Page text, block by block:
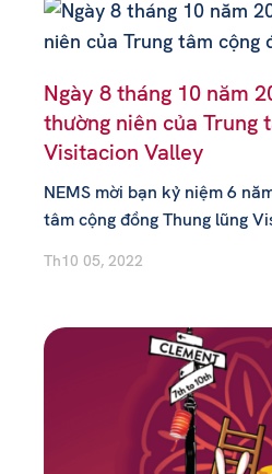
Ngày 8 tháng 10 năm
thường niên của Trung
Visitacion Valley
NEMS mời bạn kỷ niệm 6
tâm cộng đồng Thung lũng
Th10 05, 2022